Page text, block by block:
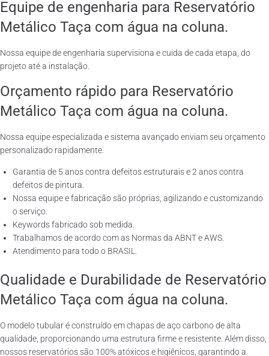
Equipe de engenharia para Reservatório
Metálico Taça com água na coluna.
Nossa equipe de engenharia supervisiona e cuida de cada etapa, do
projeto até a instalação.
Orçamento rápido para Reservatório
Metálico Taça com água na coluna.
Nossa equipe especializada e sistema avançado enviam seu orçamento
personalizado rapidamente.
Garantia de 5 anos contra defeitos estruturais e 2 anos contra
defeitos de pintura.
Nossa equipe e fabricação são próprias, agilizando e customizando
o serviço.
Keywords fabricado sob medida.
Trabalhamos de acordo com as Normas da ABNT e AWS.
Atendimento para todo o BRASIL.
Qualidade e Durabilidade de Reservatório
Metálico Taça com água na coluna.
O modelo tubular é construído em chapas de aço carbono de alta
qualidade, proporcionando uma estrutura firme e resistente. Além disso,
nossos reservatórios são 100% atóxicos e higiênicos, garantindo a